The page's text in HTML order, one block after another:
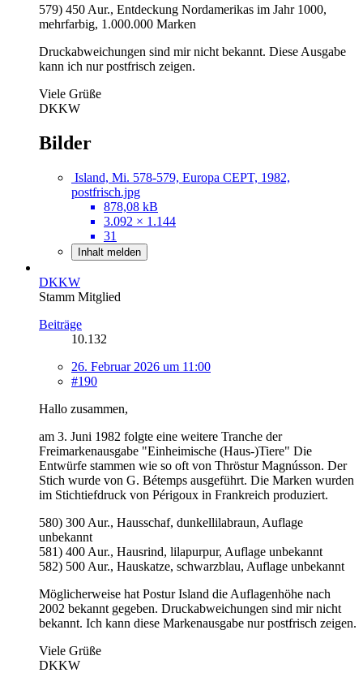
579) 450 Aur., Entdeckung Nordamerikas im Jahr 1000,
mehrfarbig, 1.000.000 Marken
Druckabweichungen sind mir nicht bekannt. Diese Ausgabe
kann ich nur postfrisch zeigen.
Viele Grüße
DKKW
Bilder
Island, Mi. 578-579, Europa CEPT, 1982,
postfrisch.jpg
878,08 kB
3.092 × 1.144
31
Inhalt melden
DKKW
Stamm Mitglied
Beiträge
10.132
26. Februar 2026 um 11:00
#190
Hallo zusammen,
am 3. Juni 1982 folgte eine weitere Tranche der
Freimarkenausgabe "Einheimische (Haus-)Tiere" Die
Entwürfe stammen wie so oft von Thröstur Magnússon. Der
Stich wurde von G. Bétemps ausgeführt. Die Marken wurden
im Stichtiefdruck von Périgoux in Frankreich produziert.
580) 300 Aur., Hausschaf, dunkellilabraun, Auflage
unbekannt
581) 400 Aur., Hausrind, lilapurpur, Auflage unbekannt
582) 500 Aur., Hauskatze, schwarzblau, Auflage unbekannt
Möglicherweise hat Postur Island die Auflagenhöhe nach
2002 bekannt gegeben. Druckabweichungen sind mir nicht
bekannt. Ich kann diese Markenausgabe nur postfrisch zeigen.
Viele Grüße
DKKW